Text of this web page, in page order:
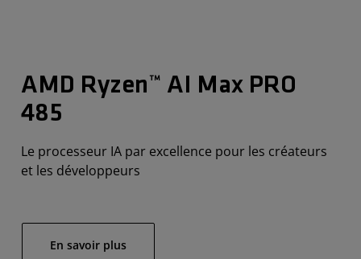
AMD Ryzen™ AI Max PRO
485
Le processeur IA par excellence pour les créateurs
et les développeurs
En savoir plus